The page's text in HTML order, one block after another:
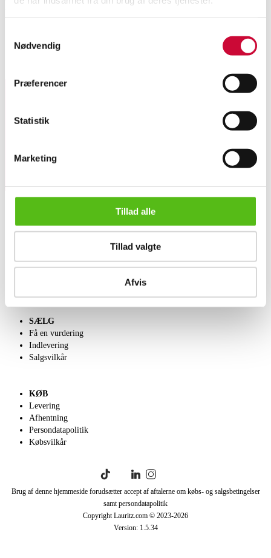
Nødvendig
Præferencer
Statistik
Marketing
Tillad alle
Tillad valgte
Afvis
Samling vintage mekanisk legetøj mm. (15)
Beskrivelse
Tilmeld dig vores nyhedsbrev og modtag nyheder samt
Kontakt os
SÆLG
Få en vurdering
Indlevering
Salgsvilkår
KØB
Levering
Afhentning
Persondatapolitik
Købsvilkår
Brug af denne hjemmeside forudsætter accept af aftalerne om købs- og salgsbetingelser
samt persondatapolitik
Copyright Lauritz.com © 2023-2026
Version: 1.5.34